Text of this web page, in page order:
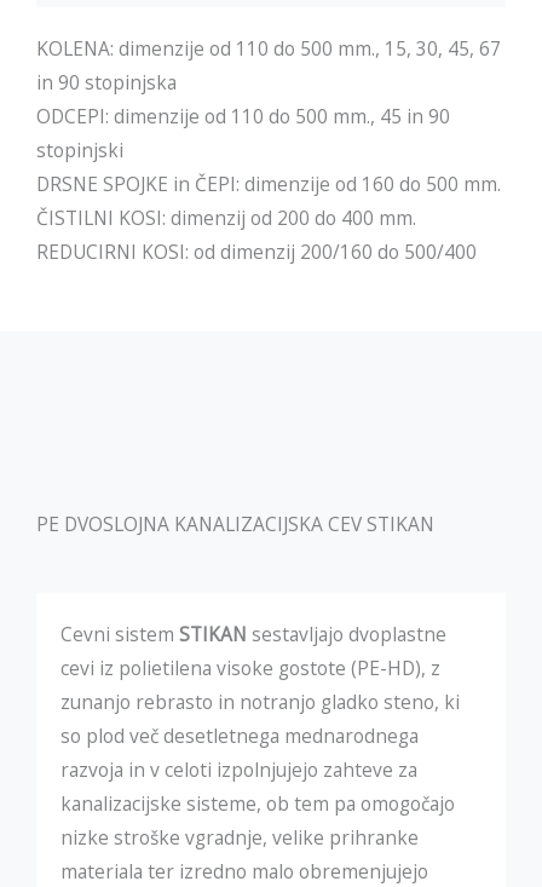
KOLENA: dimenzije od 110 do 500 mm., 15, 30, 45, 67
in 90 stopinjska
ODCEPI: dimenzije od 110 do 500 mm., 45 in 90
stopinjski
DRSNE SPOJKE in ČEPI: dimenzije od 160 do 500 mm.
ČISTILNI KOSI: dimenzij od 200 do 400 mm.
REDUCIRNI KOSI: od dimenzij 200/160 do 500/400
PE DVOSLOJNA KANALIZACIJSKA CEV STIKAN
Cevni sistem STIKAN sestavljajo dvoplastne
cevi iz polietilena visoke gostote (PE-HD), z
zunanjo rebrasto in notranjo gladko steno, ki
so plod več desetletnega mednarodnega
razvoja in v celoti izpolnjujejo zahteve za
kanalizacijske sisteme, ob tem pa omogočajo
nizke stroške vgradnje, velike prihranke
materiala ter izredno malo obremenjujejo